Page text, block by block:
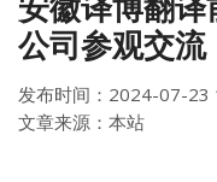
公司参观交流
发布时间：2024-07-23
文章来源：本站